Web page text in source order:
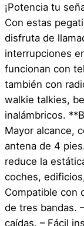
¡Potencia tu
Con estas
disfruta de
interrupciones
funcionan con
también con
walkie talkies,
inalámbricos.
Mayor alcance,
antena de 4
reduce la
coches,
Compatible con
de tres bandas.
caídas. – Fácil